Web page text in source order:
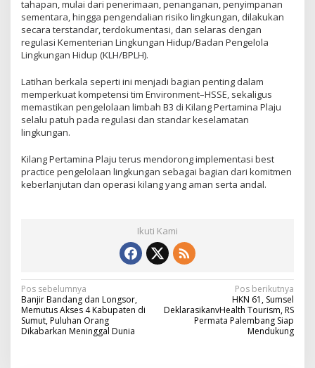
tahapan, mulai dari penerimaan, penanganan, penyimpanan
sementara, hingga pengendalian risiko lingkungan, dilakukan
secara terstandar, terdokumentasi, dan selaras dengan
regulasi Kementerian Lingkungan Hidup/Badan Pengelola
Lingkungan Hidup (KLH/BPLH).
Latihan berkala seperti ini menjadi bagian penting dalam
memperkuat kompetensi tim Environment–HSSE, sekaligus
memastikan pengelolaan limbah B3 di Kilang Pertamina Plaju
selalu patuh pada regulasi dan standar keselamatan
lingkungan.
Kilang Pertamina Plaju terus mendorong implementasi best
practice pengelolaan lingkungan sebagai bagian dari komitmen
keberlanjutan dan operasi kilang yang aman serta andal.
Ikuti Kami
N
a
v
Pos sebelumnya
Banjir Bandang dan Longsor,
Memutus Akses 4 Kabupaten di
Sumut, Puluhan Orang
Dikabarkan Meninggal Dunia
Pos berikutnya
HKN 61, Sumsel
DeklarasikanvHealth Tourism, RS
Permata Palembang Siap
Mendukung